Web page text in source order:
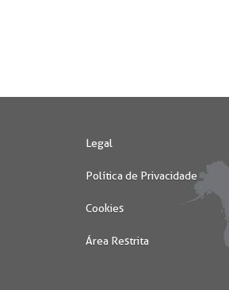
Legal
Política de Privacidade
Cookies
Área Restrita